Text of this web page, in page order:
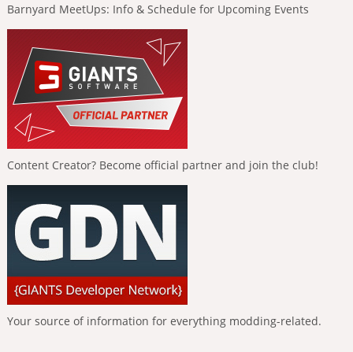
Barnyard MeetUps: Info & Schedule for Upcoming Events
Content Creator? Become official partner and join the club!
Your source of information for everything modding-related.